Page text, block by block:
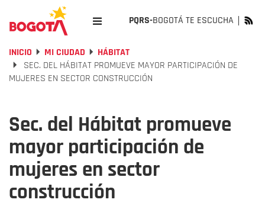
PQRS-BOGOTÁ TE ESCUCHA
INICIO MI CIUDAD
HÁBITAT
SEC. DEL HÁBITAT PROMUEVE MAYOR PARTICIPACIÓN DE
MUJERES EN SECTOR CONSTRUCCIÓN
Sec. del Hábitat promueve
mayor participación de
mujeres en sector
construcción